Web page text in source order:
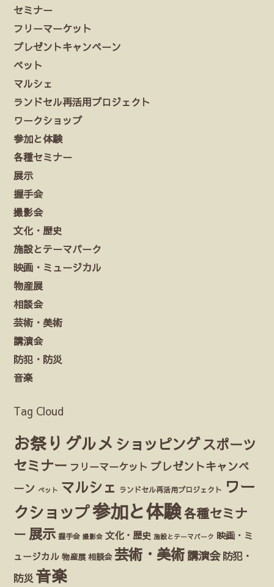
セミナー
フリーマーケット
プレゼントキャンペーン
ペット
マルシェ
ランドセル再活用プロジェクト
ワークショップ
参加と体験
各種セミナー
展示
握手会
撮影会
文化・歴史
施設とテーマパーク
映画・ミュージカル
物産展
相談会
芸術・美術
講演会
防犯・防災
音楽
Tag Cloud
お祭り グルメ ショッピングスポーツ
セミナー フリーマーケット プレゼントキャンペ
ーン ペット マルシェ ランドセル再活用プロジェクト ワー
クショップ参加と体験各種セミナ
ー 展示 握手会 撮影会 文化・歴史 施設とテーマパーク 映画・ミ
ュージカル 物産展 相談会 芸術・美術 講演会 防犯・
防災 音楽